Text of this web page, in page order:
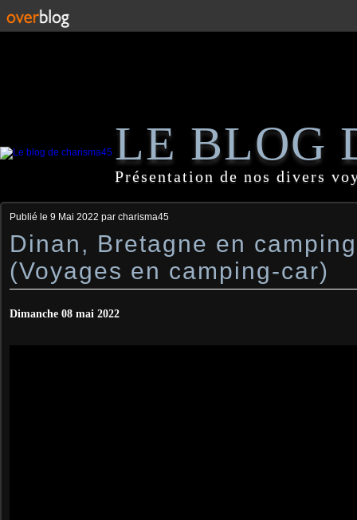
LE BLOG
Présentation de nos divers
Publié le 9 Mai 2022 par charisma45
Dinan, Bretagne en
(Voyages en camping-car)
Dimanche 08 mai 2022